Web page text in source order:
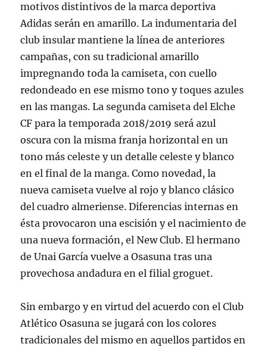
motivos distintivos de la marca deportiva
Adidas serán en amarillo. La indumentaria del
club insular mantiene la línea de anteriores
campañas, con su tradicional amarillo
impregnando toda la camiseta, con cuello
redondeado en ese mismo tono y toques azules
en las mangas. La segunda camiseta del Elche
CF para la temporada 2018/2019 será azul
oscura con la misma franja horizontal en un
tono más celeste y un detalle celeste y blanco
en el final de la manga. Como novedad, la
nueva camiseta vuelve al rojo y blanco clásico
del cuadro almeriense. Diferencias internas en
ésta provocaron una escisión y el nacimiento de
una nueva formación, el New Club. El hermano
de Unai García vuelve a Osasuna tras una
provechosa andadura en el filial groguet.
Sin embargo y en virtud del acuerdo con el Club
Atlético Osasuna se jugará con los colores
tradicionales del mismo en aquellos partidos en